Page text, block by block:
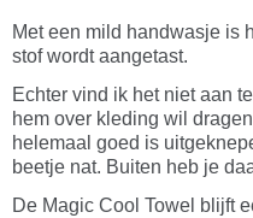
Met een mild handwasje is
stof wordt aangetast.
Echter vind ik het niet aan
hem over kleding wil
helemaal goed is
beetje nat. Buiten heb je
De Magic Cool Towel blijft